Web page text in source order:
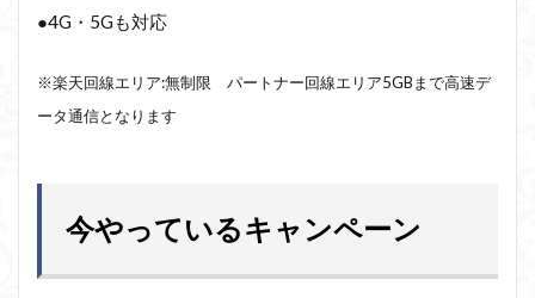
●4G・5Gも対応
※楽天回線エリア:無制限 パートナー回線エリア5GBまで高速デ
ータ通信となります
今やっているキャンペーン